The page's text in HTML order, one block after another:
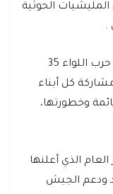
الحوثية
.
وفي مداخلة للعقيد محمد الجائفي أركان حرب اللواء 35
كل أبناء
وخطورتها،
الذي أعلنها
ودعم الجيش